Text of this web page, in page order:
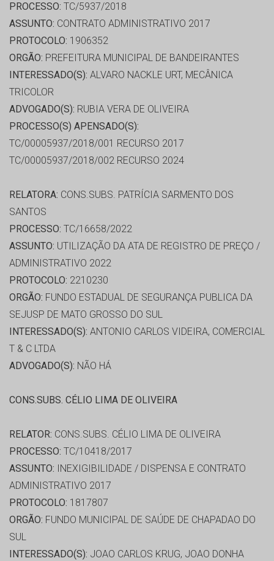
PROCESSO: TC/5937/2018
ASSUNTO: CONTRATO ADMINISTRATIVO 2017
PROTOCOLO: 1906352
ORGÃO: PREFEITURA MUNICIPAL DE BANDEIRANTES
INTERESSADO(S): ALVARO NACKLE URT, MECÂNICA
TRICOLOR
ADVOGADO(S): RUBIA VERA DE OLIVEIRA
PROCESSO(S) APENSADO(S):
TC/00005937/2018/001 RECURSO 2017
TC/00005937/2018/002 RECURSO 2024
RELATORA: CONS.SUBS. PATRÍCIA SARMENTO DOS
SANTOS
PROCESSO: TC/16658/2022
ASSUNTO: UTILIZAÇÃO DA ATA DE REGISTRO DE PREÇO /
ADMINISTRATIVO 2022
PROTOCOLO: 2210230
ORGÃO: FUNDO ESTADUAL DE SEGURANÇA PUBLICA DA
SEJUSP DE MATO GROSSO DO SUL
INTERESSADO(S): ANTONIO CARLOS VIDEIRA, COMERCIAL
T & C LTDA
ADVOGADO(S): NÃO HÁ
CONS.SUBS. CÉLIO LIMA DE OLIVEIRA
RELATOR: CONS.SUBS. CÉLIO LIMA DE OLIVEIRA
PROCESSO: TC/10418/2017
ASSUNTO: INEXIGIBILIDADE / DISPENSA E CONTRATO
ADMINISTRATIVO 2017
PROTOCOLO: 1817807
ORGÃO: FUNDO MUNICIPAL DE SAÚDE DE CHAPADAO DO
SUL
INTERESSADO(S): JOAO CARLOS KRUG, JOAO DONHA